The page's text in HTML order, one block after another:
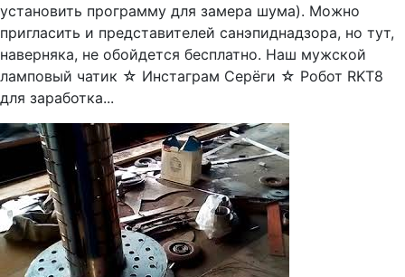
установить программу для замера шума). Можно
пригласить и представителей санэпиднадзора, но тут,
наверняка, не обойдется бесплатно. Наш мужской
ламповый чатик ☆ Инстаграм Серёги ☆ Робот RKT8
для заработка...